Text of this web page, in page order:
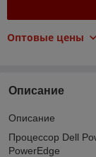
Оптовые цены
Описание
Описание
Процессор Dell
PowerEdge